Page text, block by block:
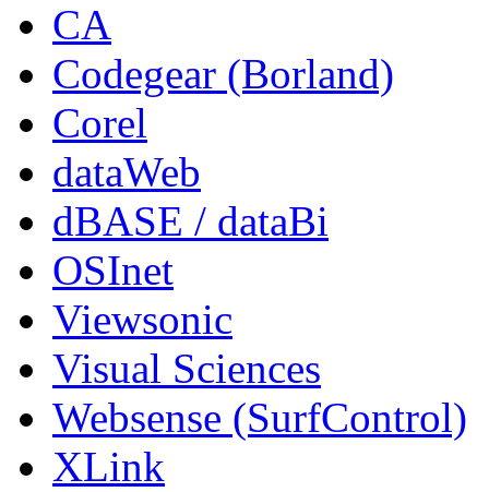
CA
Codegear (Borland)
Corel
dataWeb
dBASE / dataBi
OSInet
Viewsonic
Visual Sciences
Websense (SurfControl)
XLink